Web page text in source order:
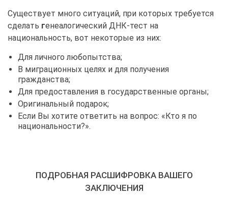
Существует много ситуаций, при которых требуется
сделать генеалогический ДНК-тест на
национальность, вот некоторые из них:
Для личного любопытства;
В миграционных целях и для получения
гражданства;
Для предоставления в государственные органы;
Оригинальный подарок;
Если Вы хотите ответить на вопрос: «Кто я по
национальности?».
ПОДРОБНАЯ РАСШИФРОВКА ВАШЕГО
ЗАКЛЮЧЕНИЯ